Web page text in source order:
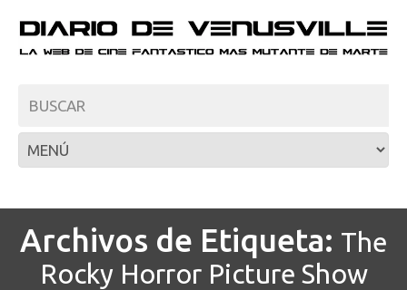
Archivos de Etiqueta: The
Rocky Horror Picture Show